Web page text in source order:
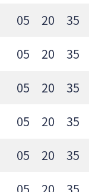
05 20 35
05 20 35
05 20 35
05 20 35
05 20 35